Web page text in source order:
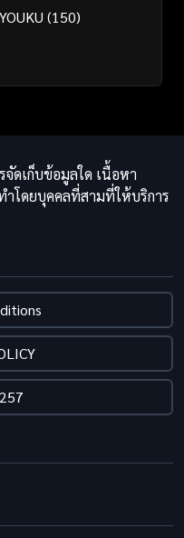
YOUKU (150)
ดเก็บข้อมูลใด เนื้อหา
โดยบุคคลที่สามที่ให้บริการ